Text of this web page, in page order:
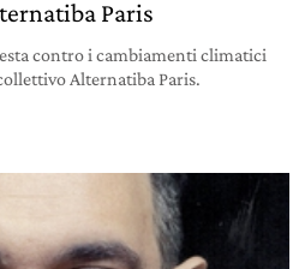
Paris
contro i cambiamenti climatici
Alternatiba Paris.